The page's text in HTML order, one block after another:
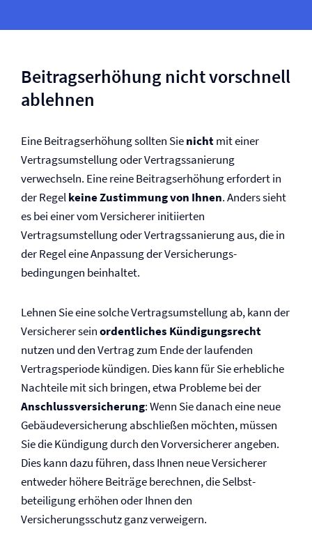
Beitragserhöhung nicht vorschnell
ablehnen
Eine Beitragserhöhung sollten Sienichtmit einer
Vertragsumstellung oder Vertragssanierung
verwechseln. Eine reine Beitragserhöhung erfordert in
der Regelkeine Zustimmung von Ihnen. Anders sieht
es bei einer vom Versicherer initiierten
Vertragsumstellung oder Vertragssanierung aus, die in
der Regel eine Anpassung der Versicherungs­
bedingungen beinhaltet.
Lehnen Sie eine solche Vertragsumstellung ab, kann der
Versicherer seinordentliches Kündigungsrecht
nutzen und den Vertrag zum Ende der laufenden
Vertragsperiode kündigen. Dies kann für Sie erhebliche
Nachteile mit sich bringen, etwa Probleme bei der
Anschluss­versicherung: Wenn Sie danach eine neue
Gebäude­versicherung abschließen möchten, müssen
Sie die Kündigung durch den Vor­versicherer angeben.
Dies kann dazu führen, dass Ihnen neue Versicherer
entweder höhere Beiträge berechnen, die Selbst­
beteiligung erhöhen oder Ihnen den
Versicherungsschutz ganz verweigern.